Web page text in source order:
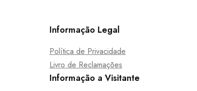
Informação Legal
Política de Privacidade
Livro de Reclamações
Informação a Visitante